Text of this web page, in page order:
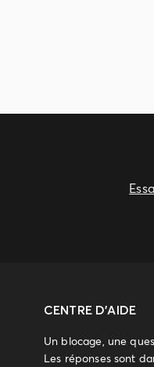
CENTRE D'AIDE
Un blocage, une
Les réponses sont